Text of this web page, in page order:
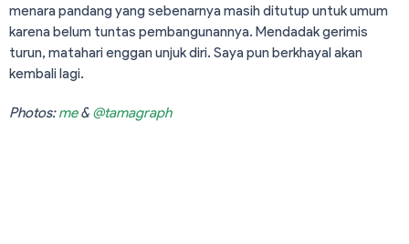
menara pandang yang sebenarnya masih ditutup untuk umum
karena belum tuntas pembangunannya. Mendadak gerimis
turun, matahari enggan unjuk diri. Saya pun berkhayal akan
kembali lagi.
Photos:me & @tamagraph